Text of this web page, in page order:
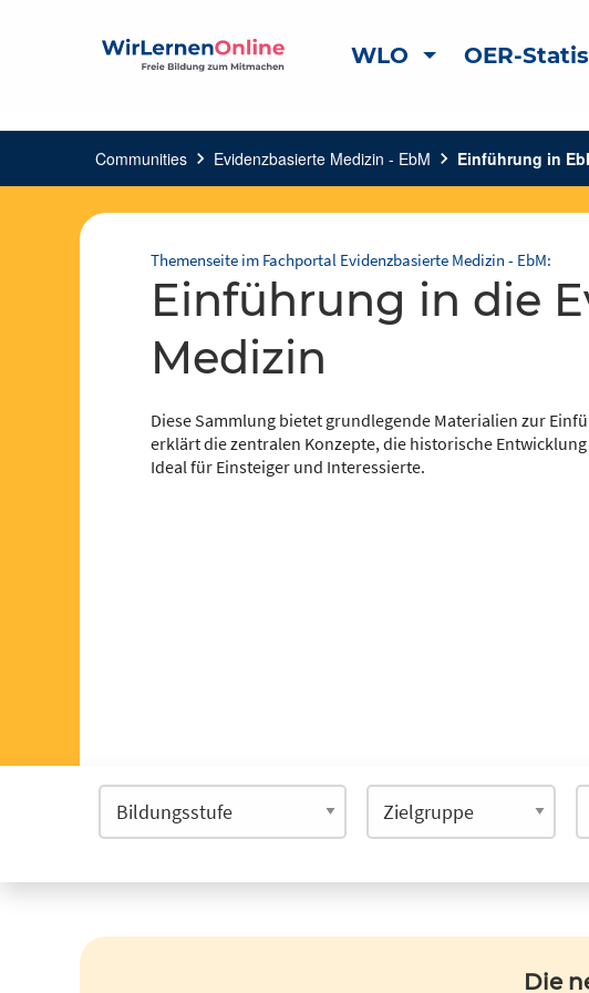
WLO OER-
Communities chevron_right Evidenzbasierte Medizin - EbM chevron_right Einführung in
Themenseite im Fachportal Evidenzbasierte Medizin - EbM:
Einführung in die Evidenzbasierte
Medizin
Diese Sammlung bietet grundlegende Materialien zur
erklärt die zentralen Konzepte, die historische
Ideal für Einsteiger und Interessierte.
Die